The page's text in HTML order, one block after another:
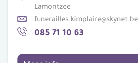
Lamontzee
funerailles.kimplaire@skynet.be
085 71 10 63